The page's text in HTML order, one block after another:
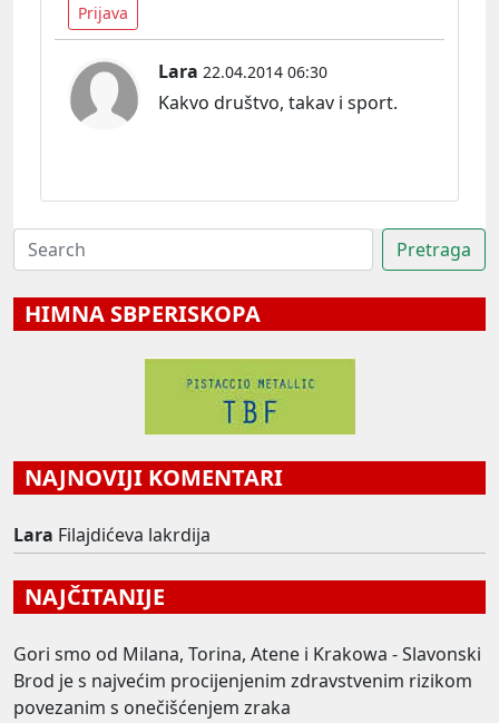
Prijava
Lara 22.04.2014 06:30
Kakvo društvo, takav i sport.
HIMNA SBPERISKOPA
NAJNOVIJI KOMENTARI
Lara Filajdićeva lakrdija
NAJČITANIJE
Gori smo od Milana, Torina, Atene i Krakowa - Slavonski
Brod je s najvećim procijenjenim zdravstvenim rizikom
povezanim s onečišćenjem zraka